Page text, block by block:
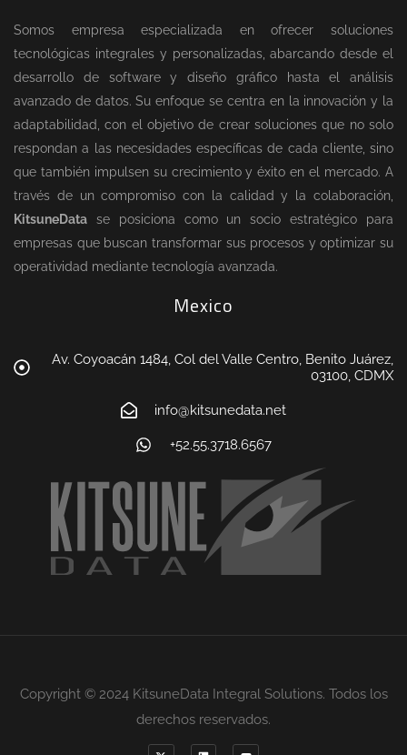
Somos empresa especializada en ofrecer soluciones
tecnológicas integrales y personalizadas, abarcando desde el
desarrollo de software y diseño gráfico hasta el análisis
avanzado de datos. Su enfoque se centra en la innovación y la
adaptabilidad, con el objetivo de crear soluciones que no solo
respondan a las necesidades específicas de cada cliente, sino
que también impulsen su crecimiento y éxito en el mercado. A
través de un compromiso con la calidad y la colaboración,
KitsuneData se posiciona como un socio estratégico para
empresas que buscan transformar sus procesos y optimizar su
operatividad mediante tecnología avanzada.
Mexico
Av. Coyoacán 1484, Col del Valle Centro, Benito Juárez,
03100, CDMX
info@kitsunedata.net
+52.55.3718.6567
Copyright © 2024 KitsuneData Integral Solutions. Todos los
derechos reservados.